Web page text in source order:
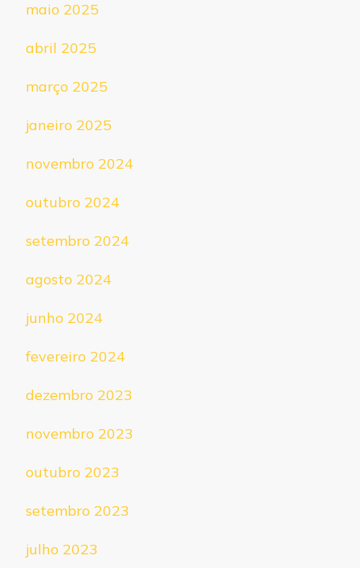
maio 2025
abril 2025
março 2025
janeiro 2025
novembro 2024
outubro 2024
setembro 2024
agosto 2024
junho 2024
fevereiro 2024
dezembro 2023
novembro 2023
outubro 2023
setembro 2023
julho 2023